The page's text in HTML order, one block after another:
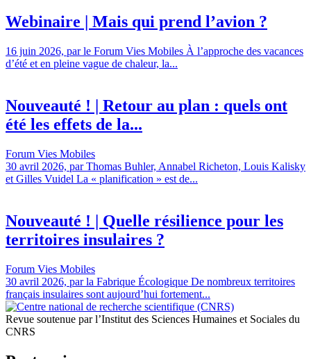
Webinaire | Mais qui prend l’avion ?
16 juin 2026, par le Forum Vies Mobiles À l’approche des vacances
d’été et en pleine vague de chaleur, la...
Nouveauté ! | Retour au plan : quels ont
été les effets de la...
Forum Vies Mobiles
30 avril 2026, par Thomas Buhler, Annabel Richeton, Louis Kalisky
et Gilles Vuidel La « planification » est de...
Nouveauté ! | Quelle résilience pour les
territoires insulaires ?
Forum Vies Mobiles
30 avril 2026, par la Fabrique Écologique De nombreux territoires
français insulaires sont aujourd’hui fortement...
Revue soutenue par l’Institut des Sciences Humaines et Sociales du
CNRS